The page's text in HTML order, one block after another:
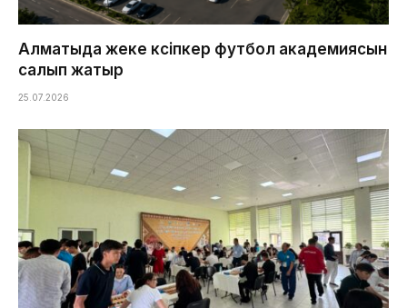
Алматыда жеке кәсіпкер футбол академиясын
салып жатыр
25.07.2026